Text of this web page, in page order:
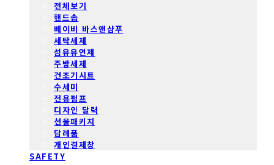
전체보기
핸드솝
베이비 바스앤샴푸
세탁세제
섬유유연제
주방세제
건조기시트
수세미
전용펌프
디자인 달력
선물패키지
답례품
개인결제창
SAFETY